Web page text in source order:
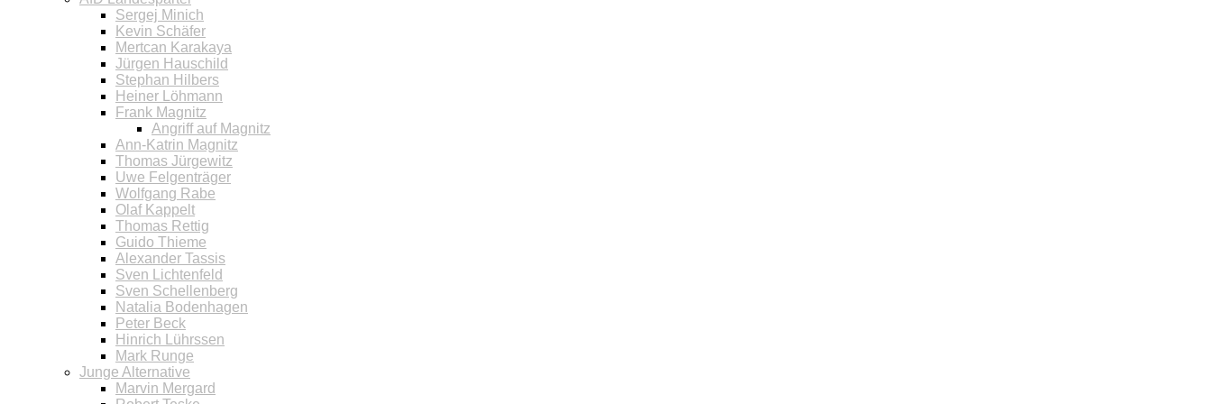
Sergej Minich
Kevin Schäfer
Mertcan Karakaya
Jürgen Hauschild
Stephan Hilbers
Heiner Löhmann
Frank Magnitz
Angriff auf Magnitz
Ann-Katrin Magnitz
Thomas Jürgewitz
Uwe Felgenträger
Wolfgang Rabe
Olaf Kappelt
Thomas Rettig
Guido Thieme
Alexander Tassis
Sven Lichtenfeld
Sven Schellenberg
Natalia Bodenhagen
Peter Beck
Hinrich Lührssen
Mark Runge
Junge Alternative
Marvin Mergard